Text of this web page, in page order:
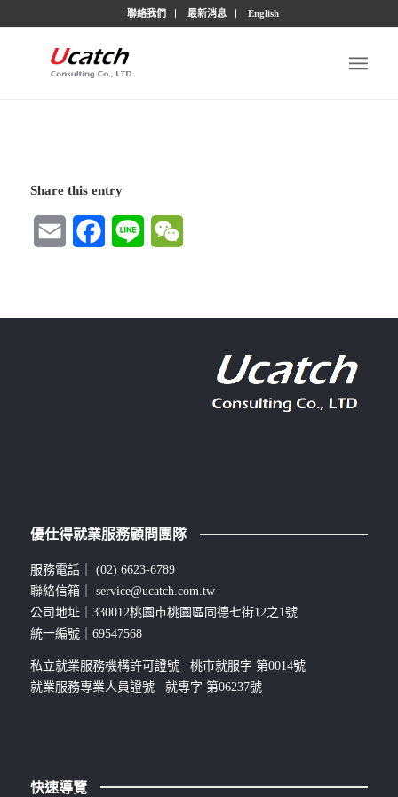
聯絡我們 最新消息 English
Share this entry
Email FacebookLine
優仕得就業服務顧問團隊
服務電話｜ (02) 6623-6789
聯絡信箱｜ service@ucatch.com.tw
公司地址｜330012桃園市桃園區同德七街12之1號
統一編號｜69547568
私立就業服務機構許可證號 桃市就服字 第0014號
就業服務專業人員證號 就專字 第06237號
快速導覽